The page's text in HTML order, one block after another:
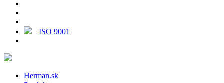
ISO 9001
Herman.sk